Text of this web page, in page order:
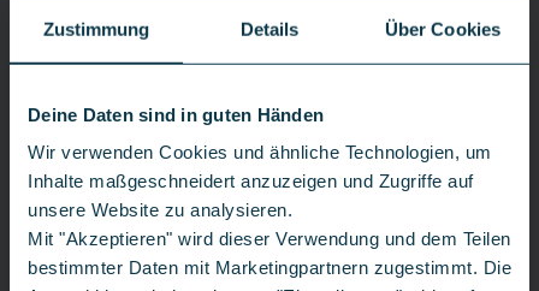
Zustimmung Details Über Cookies
Deine Daten sind in guten Händen
Wir verwenden Cookies und ähnliche Technologien, um
Inhalte maßgeschneidert anzuzeigen und Zugriffe auf
unsere Website zu analysieren.
Mit "Akzeptieren" wird dieser Verwendung und dem Teilen
bestimmter Daten mit Marketingpartnern zugestimmt. Die
CONGSTAR
ZUHAUSE 100 FLEX
100 Mbit/s
Zuhause 250 Flex
Zuhause 100 Flex
Weitere Details
119,00€
einm.
Versandkosten 4,99 €
18,00€ **
mtl.
AnschlussgebührGratis **